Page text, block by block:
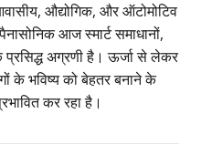
औद्योगिक, और ऑटोमोटिव
आज स्मार्ट समाधानों,
अग्रणी है। ऊर्जा से लेकर
के भविष्य को बेहतर बनाने के
कर रहा है।